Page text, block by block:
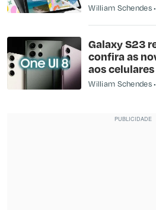
William Schendes
Galaxy S23
confira as
aos celulares
William Schendes